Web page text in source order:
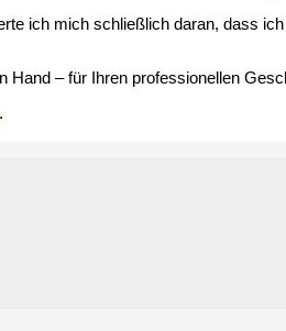
ich mich schließlich daran, dass
Hand – für Ihren professionellen
.